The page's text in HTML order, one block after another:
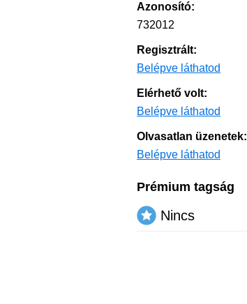
Azonosító:
732012
Regisztrált:
Belépve láthatod
Elérhető volt:
Belépve láthatod
Olvasatlan üzenetek:
Belépve láthatod
Prémium tagság
Nincs